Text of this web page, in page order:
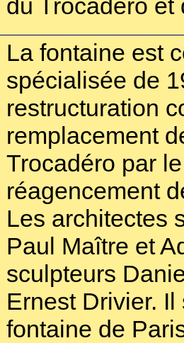
du Trocadéro et
La fontaine est
spécialisée de
restructuration
remplacement
Trocadéro par
réagencement
Les architectes
Paul Maître et
sculpteurs
Ernest Drivier.
fontaine de